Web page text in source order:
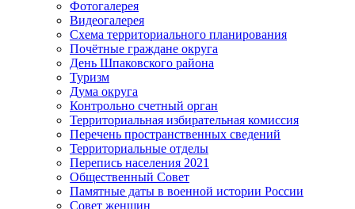
Фотогалерея
Видеогалерея
Схема территориального планирования
Почётные граждане округа
День Шпаковского района
Туризм
Дума округа
Контрольно счетный орган
Территориальная избирательная комиссия
Перечень пространственных сведений
Территориальные отделы
Перепись населения 2021
Общественный Совет
Памятные даты в военной истории России
Совет женщин